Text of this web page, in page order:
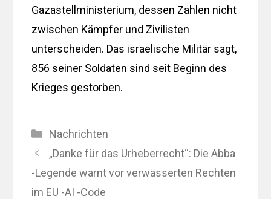
Gazastellministerium, dessen Zahlen nicht
zwischen Kämpfer und Zivilisten
unterscheiden. Das israelische Militär sagt,
856 seiner Soldaten sind seit Beginn des
Krieges gestorben.
Kategorien
Nachrichten
„Danke für das Urheberrecht“: Die Abba
-Legende warnt vor verwässerten Rechten
im EU -AI -Code